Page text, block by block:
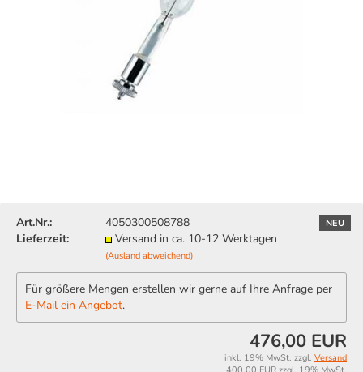
NEU
Art.Nr.:
4050300508788
Lieferzeit:
Versand in ca. 10-12 Werktagen
(Ausland abweichend)
Für größere Mengen erstellen wir gerne auf Ihre Anfrage per
E-Mail ein Angebot.
476,00 EUR
inkl. 19% MwSt. zzgl. Versand